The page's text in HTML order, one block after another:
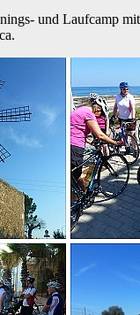
und Laufcamp